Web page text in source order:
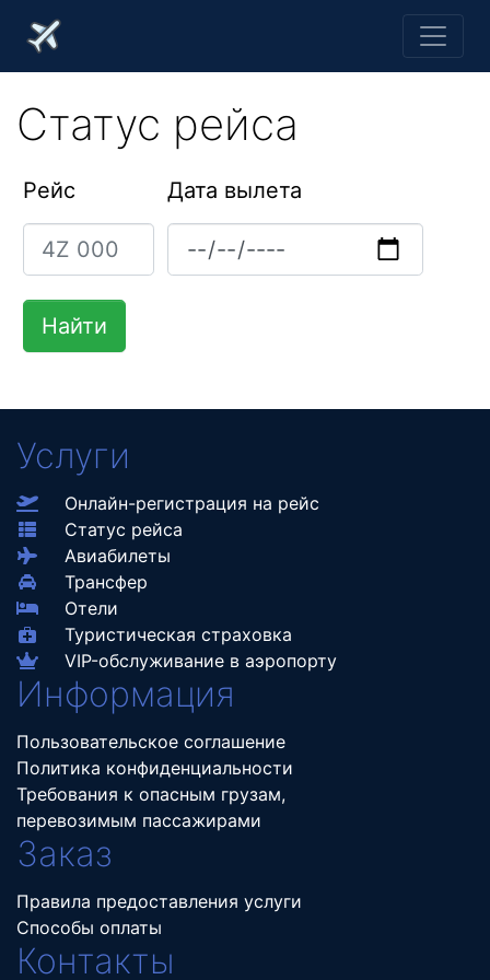
Статус рейса
Рейс Дата вылета
Услуги
Онлайн-регистрация на рейс
Статус рейса
Авиабилеты
Трансфер
Отели
Туристическая страховка
VIP-обслуживание в аэропорту
Информация
Пользовательское соглашение
Политика конфиденциальности
Требования к опасным грузам,
перевозимым пассажирами
Заказ
Правила предоставления услуги
Способы оплаты
Контакты